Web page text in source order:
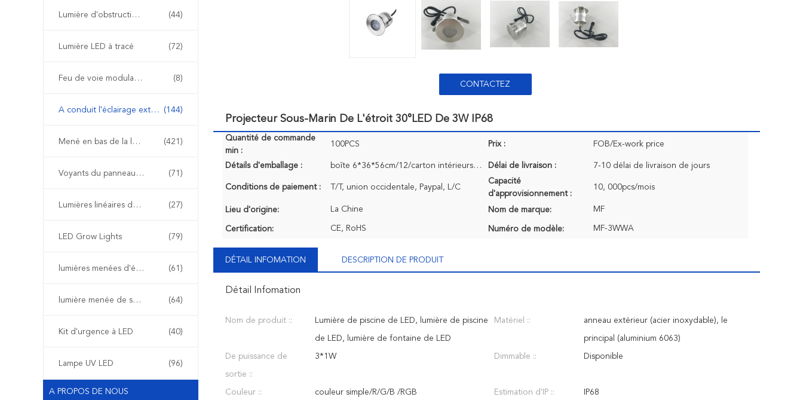
Lumière d'obstruction d'aviation de LED (44)
Lumière LED à tracé (72)
Feu de voie modulable (8)
A conduit l'éclairage extérieur paysage (144)
Mené en bas de la lumière (421)
Voyants du panneau de LED (71)
Lumières linéaires de LED (27)
LED Grow Lights (79)
lumières menées d'étape (61)
lumière menée de secours (64)
Kit d'urgence à LED (40)
Lampe UV LED (96)
A PROPOS DE NOUS
CONTACTEZ
Projecteur Sous-Marin De L'étroit 30°LED De 3W IP68
Quantité de commande
min :
100PCS Prix : FOB/Ex-work price
Détails d'emballage : boîte 6*36*56cm/12/carton intérieurs 32.4KG/carton Délai de livraison : 7-10 délai de livraison de jours
Conditions de paiement : T/T, union occidentale, Paypal, L/C
Capacité
d'approvisionnement :
10, 000pcs/mois
Lieu d'origine: La Chine Nom de marque: MF
Certification: CE, RoHS Numéro de modèle: MF-3WWA
DÉTAIL INFOMATION DESCRIPTION DE PRODUIT
Détail Infomation
Nom de produit :: Lumière de piscine de LED, lumière de piscine
de LED, lumière de fontaine de LED
Matériel :: anneau extérieur (acier inoxydable), le
principal (aluminium 6063)
De puissance de
sortie ::
3*1W Dimmable :: Disponible
Couleur :: couleur simple/R/G/B /RGB Estimation d'IP :: IP68